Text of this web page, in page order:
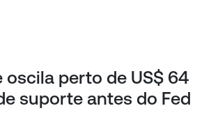
oscila perto de US$ 64
suporte antes do Fed